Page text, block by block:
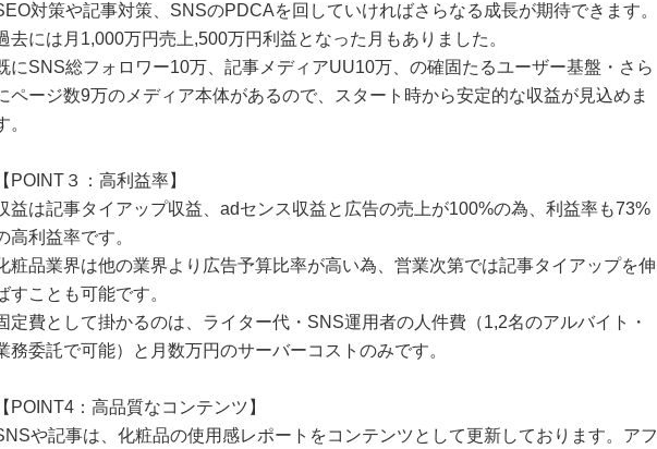
対策や記事対策、SNSのPDCAを回していければさらなる成長が期待できます。
去には月1,000万円売上,500万円利益となった月もありました。
にSNS総フォロワー10万、記事メディアUU10万、の確固たるユーザー基盤・さら
ページ数9万のメディア本体があるので、スタート時から安定的な収益が見込めま
。
POINT３：高利益率】
益は記事タイアップ収益、adセンス収益と広告の売上が100%の為、利益率も73%
高利益率です。
粧品業界は他の業界より広告予算比率が高い為、営業次第では記事タイアップを伸
すことも可能です。
定費として掛かるのは、ライター代・SNS運用者の人件費（1,2名のアルバイト・
務委託で可能）と月数万円のサーバーコストのみです。
POINT4：高品質なコンテンツ】
や記事は、化粧品の使用感レポートをコンテンツとして更新しております。アフ